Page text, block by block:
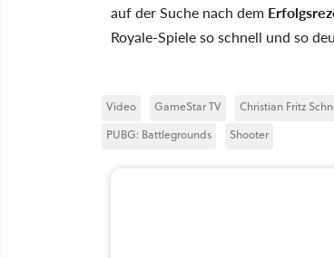
auf der Suche nach dem
Royale-Spiele so schnell und so
Video GameStar TV Christian Fritz
PUBG: Battlegrounds
Shooter